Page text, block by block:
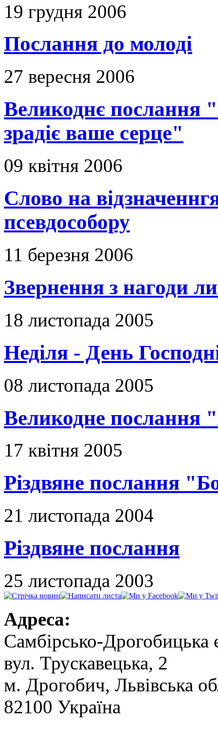
19 грудня 2006
Послання до молоді
27 вересня 2006
Великоднє послання
зрадіє ваше серце"
09 квітня 2006
Слово на
псевдособору
11 березня 2006
Звернення з нагоди
18 листопада 2005
Неділя - День
08 листопада 2005
Великодне послання
17 квітня 2005
Різдвяне послання
21 листопада 2004
Різдвяне послання
25 листопада 2003
Адреса:
Самбірсько-Дрогобицька
вул. Трускавецька, 2
м. Дрогобич, Львівська
82100 Україна